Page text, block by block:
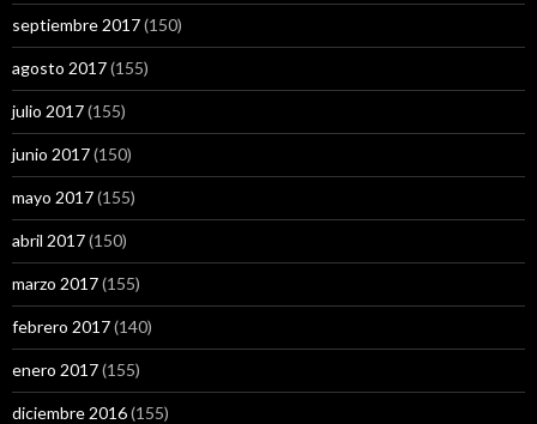
septiembre 2017(150)
agosto 2017(155)
julio 2017(155)
junio 2017(150)
mayo 2017(155)
abril 2017(150)
marzo 2017(155)
febrero 2017(140)
enero 2017(155)
diciembre 2016(155)